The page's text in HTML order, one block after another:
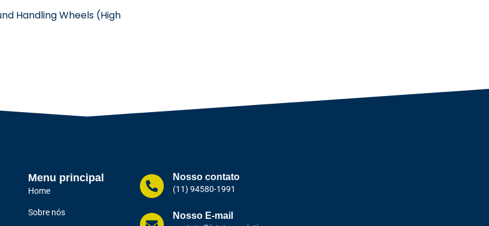
Handling Wheels (High
Menu principal
Home
Sobre nós
Nosso contato
(11) 94580-1991
Nosso E-mail